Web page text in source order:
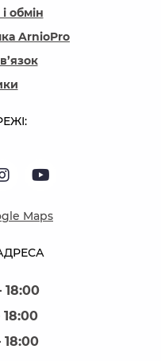
18:00
18:00
18:00
обмін
ArnioPro
Maps